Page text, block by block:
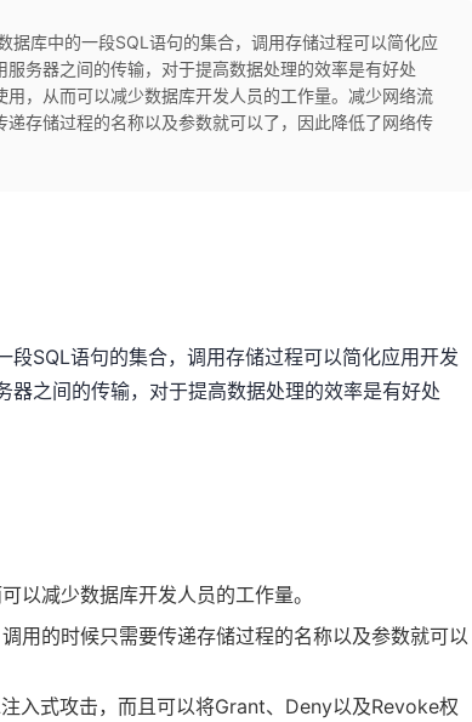
据库中的一段SQL语句的集合，调用存储过程可以简化应
务器之间的传输，对于提高数据处理的效率是有好处
，从而可以减少数据库开发人员的工作量。减少网络流
存储过程的名称以及参数就可以了，因此降低了网络传
SQL语句的集合，调用存储过程可以简化应用开发
之间的传输，对于提高数据处理的效率是有好处
以减少数据库开发人员的工作量。
用的时候只需要传递存储过程的名称以及参数就可以
入式攻击，而且可以将Grant、Deny以及Revoke权